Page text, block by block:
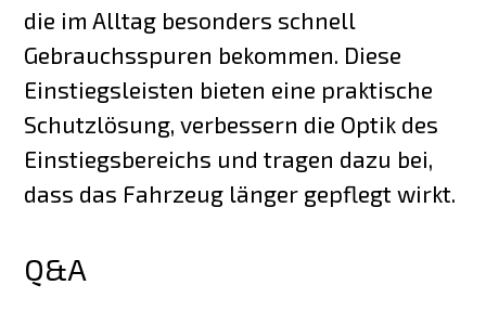
die im Alltag besonders schnell
Gebrauchsspuren bekommen. Diese
Einstiegsleisten bieten eine praktische
Schutzlösung, verbessern die Optik des
Einstiegsbereichs und tragen dazu bei,
dass das Fahrzeug länger gepflegt wirkt.
Q&A